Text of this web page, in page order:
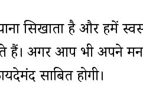
सिखाता है और हमें
हैं। अगर आप भी अपने मन
साबित होगी।